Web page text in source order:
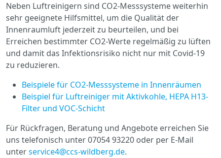
Neben Luftreinigern sind CO2-Messsysteme weiterhin
sehr geeignete Hilfsmittel, um die Qualität der
Innenraumluft jederzeit zu beurteilen, und bei
Erreichen bestimmter CO2-Werte regelmäßig zu lüften
und damit das Infektionsrisiko nicht nur mit Covid-19
zu reduzieren.
Beispiele für CO2-Messsysteme in Innenräumen
Beispiel für Luftreiniger mit Aktivkohle, HEPA H13-
Filter und VOC-Schicht
Für Rückfragen, Beratung und Angebote erreichen Sie
uns telefonisch unter 07054 93220 oder per E-Mail
unterservice4@ccs-wildberg.de.